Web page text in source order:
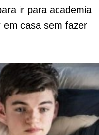
ir para academia
em casa sem fazer